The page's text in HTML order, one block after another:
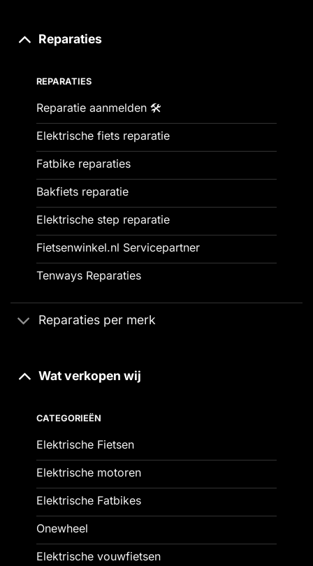
Reparaties
REPARATIES
Reparatie aanmelden 🛠️
Elektrische fiets reparatie
Fatbike reparaties
Bakfiets reparatie
Elektrische step reparatie
Fietsenwinkel.nl Servicepartner
Tenways Reparaties
Reparaties per merk
Wat verkopen wij
CATEGORIEËN
Elektrische Fietsen
Elektrische motoren
Elektrische Fatbikes
Onewheel
Elektrische vouwfietsen